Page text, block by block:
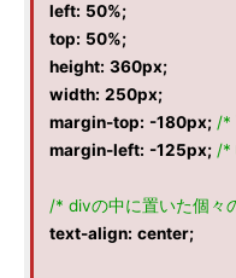
left: 50%;
top: 50%;
height: 360px;
width: 250px;
margin-top: -180px; /*
margin-left: -125px; /*
/* divの中に置いた個々
text-align: center;